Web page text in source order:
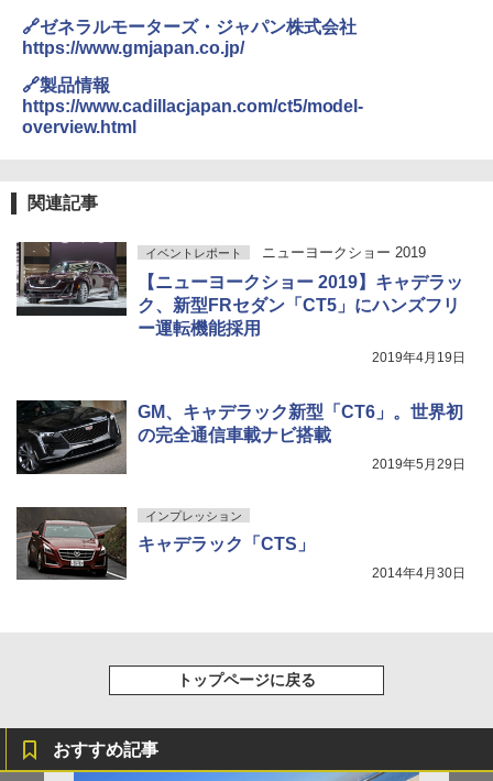
🔗ゼネラルモーターズ・ジャパン株式会社
https://www.gmjapan.co.jp/
🔗製品情報
https://www.cadillacjapan.com/ct5/model-
overview.html
関連記事
イベントレポート ニューヨークショー 2019
【ニューヨークショー 2019】キャデラッ
ク、新型FRセダン「CT5」にハンズフリ
ー運転機能採用
2019年4月19日
GM、キャデラック新型「CT6」。世界初
の完全通信車載ナビ搭載
2019年5月29日
インプレッション
キャデラック「CTS」
2014年4月30日
トップページに戻る
おすすめ記事